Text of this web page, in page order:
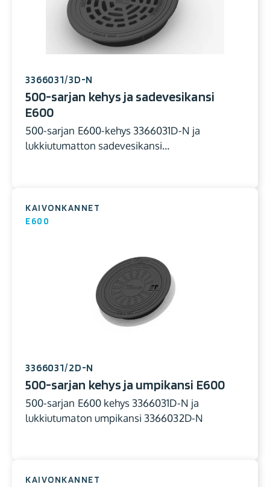
3366031/3D-N
500-sarjan kehys ja sadevesikansi
E600
500-sarjan E600-kehys 3366031D-N ja
lukkiutumatton sadevesikansi…
KAIVONKANNET
E600
3366031/2D-N
500-sarjan kehys ja umpikansi E600
500-sarjan E600 kehys 3366031D-N ja
lukkiutumaton umpikansi 3366032D-N
KAIVONKANNET